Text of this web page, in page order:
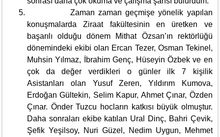
Zaman zaman geçmişe yönelik yapılan
konuşmalarda Ziraat fakültesinin en üretken ve
başarılı olduğu dönem Mithat Özsan’ın rektörlüğü
dönemindeki ekibi olan Ercan Tezer, Osman Tekinel,
Muhsin Yılmaz, İbrahim Genç, Hüseyin Özbek ve en
çok da değer verdikleri o günler ilk 7 kişilik
Asistanları olan Yusuf Zeren, Yıldırım Kumova,
Erdoğan Gültekin, Selim Kapur, Ahmet Çınar, Özden
Çınar. Önder Tuzcu hocların katkısı büyük olmuştur.
Daha sonraları ekibe katılan Ural Dinç, Bahri Çevik,
Şefik Yeşilsoy, Nuri Güzel, Nedim Uygun, Mehmet